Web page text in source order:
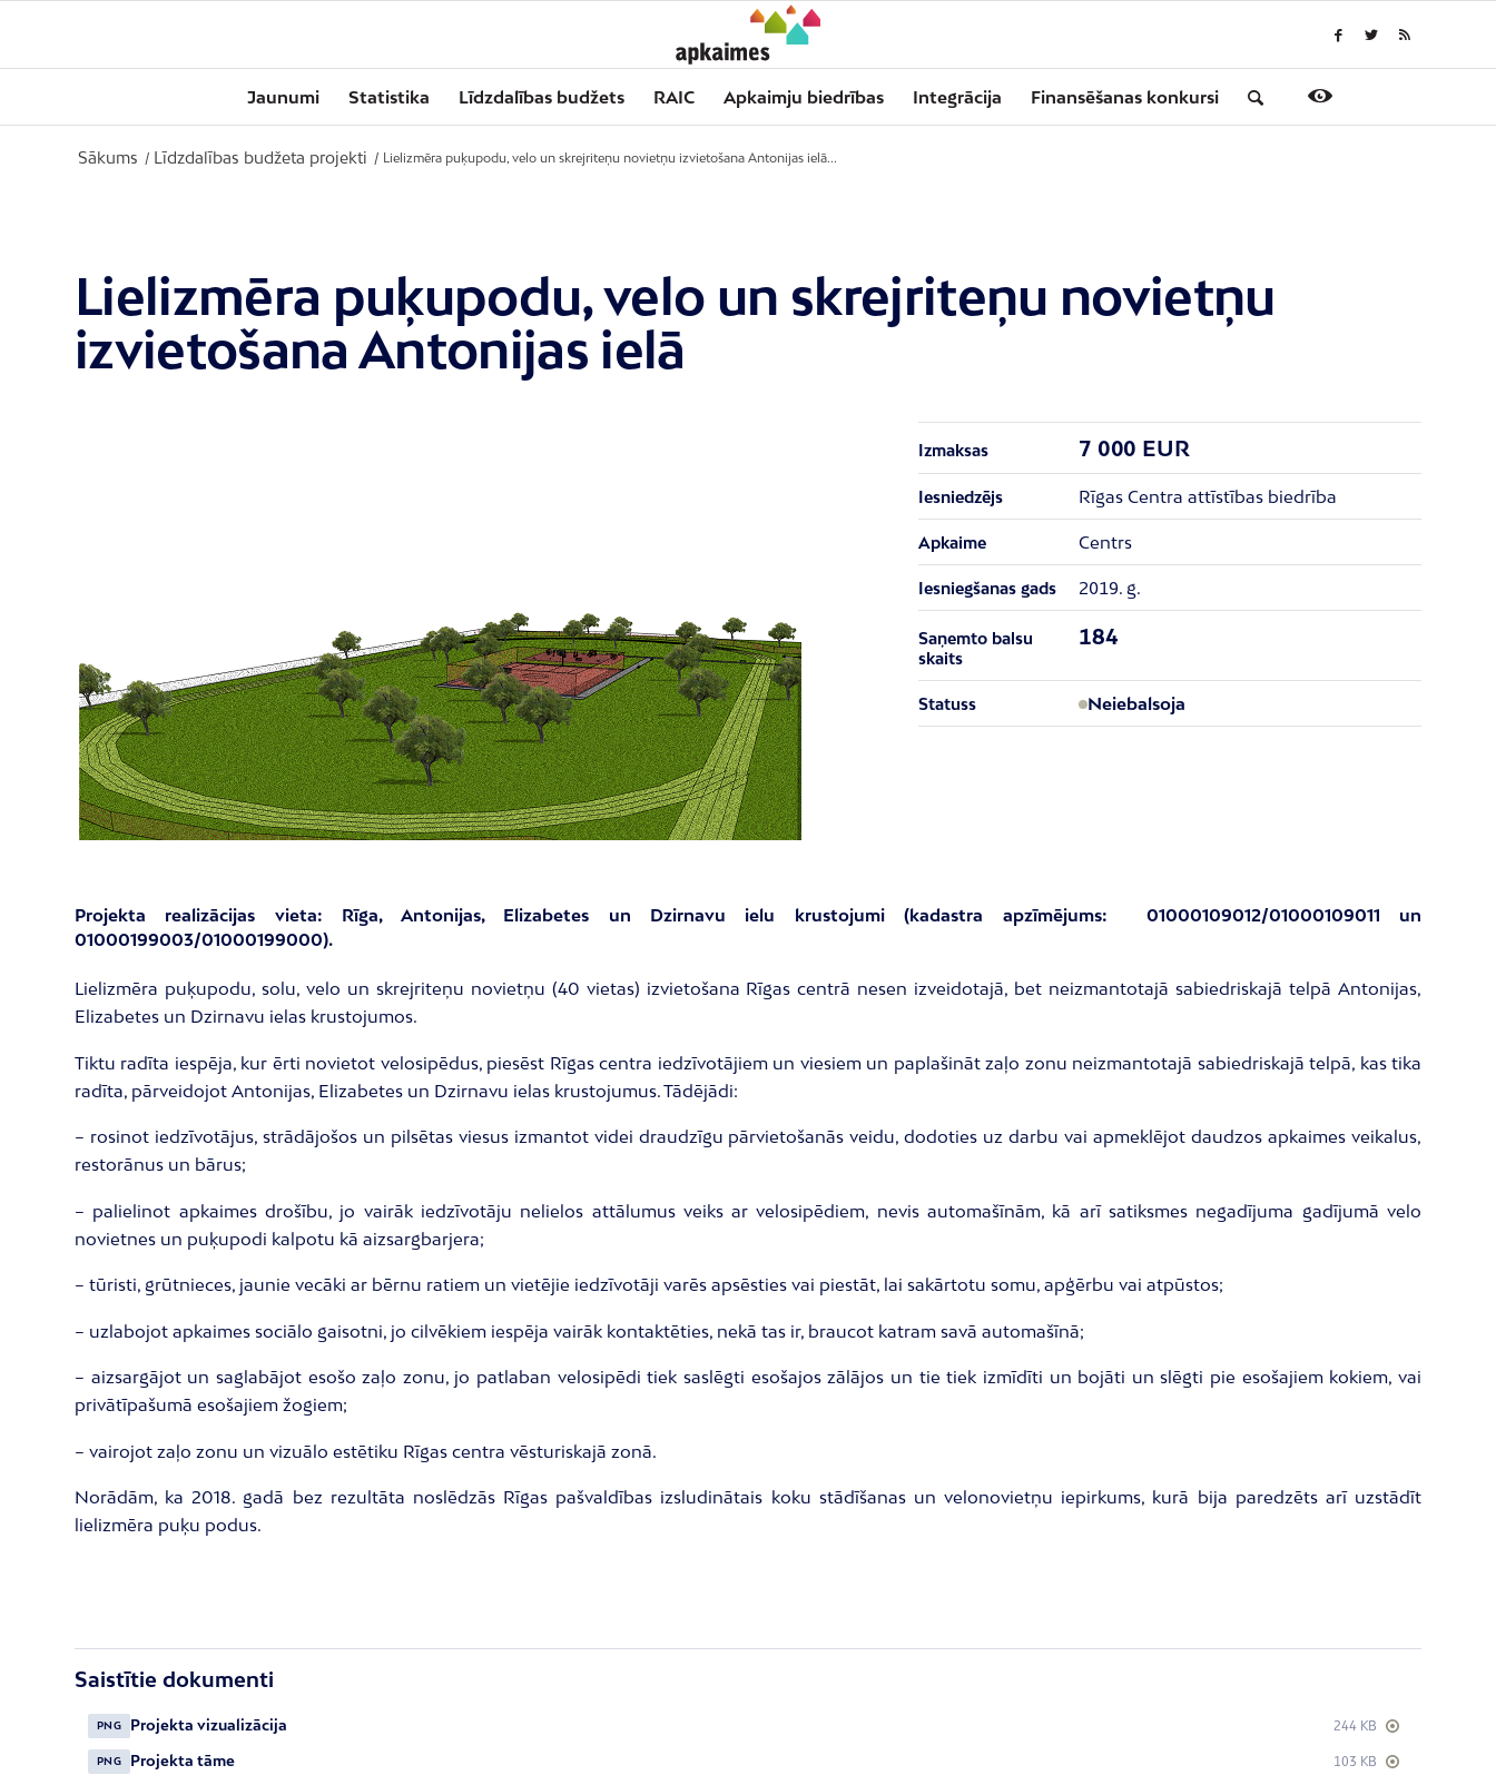
Jaunumi Statistika Līdzdalības budžets RAIC Apkaimju biedrības Integrācija Finansēšanas konkursi
Sākums / Līdzdalības budžeta projekti / Lielizmēra puķupodu, velo un skrejriteņu novietņu izvietošana Antonijas ielā...
Lielizmēra puķupodu, velo un skrejriteņu novietņu
izvietošana Antonijas ielā
Izmaksas 7 000 EUR
Iesniedzējs Rīgas Centra attīstības biedrība
Apkaime Centrs
Iesniegšanas gads 2019. g.
Saņemto balsu
skaits
184
Statuss Neiebalsoja
Projekta realizācijas vieta: Rīga, Antonijas, Elizabetes un Dzirnavu ielu krustojumi (kadastra apzīmējums:
​ 01000109012/01000109011 un
01000199003/01000199000).
Lielizmēra puķupodu, solu, velo un skrejriteņu novietņu (40 vietas) izvietošana Rīgas centrā nesen izveidotajā, bet neizmantotajā sabiedriskajā telpā Antonijas,
Elizabetes un Dzirnavu ielas krustojumos.
Tiktu radīta iespēja, kur ērti novietot velosipēdus, piesēst Rīgas centra iedzīvotājiem un viesiem un paplašināt zaļo zonu neizmantotajā sabiedriskajā telpā, kas tika
radīta, pārveidojot Antonijas, Elizabetes un Dzirnavu ielas krustojumus. Tādējādi:
– rosinot iedzīvotājus, strādājošos un pilsētas viesus izmantot videi draudzīgu pārvietošanās veidu, dodoties uz darbu vai apmeklējot daudzos apkaimes veikalus,
restorānus un bārus;
– palielinot apkaimes drošību, jo vairāk iedzīvotāju nelielos attālumus veiks ar velosipēdiem, nevis automašīnām, kā arī satiksmes negadījuma gadījumā velo
novietnes un puķupodi kalpotu kā aizsargbarjera;
– tūristi, grūtnieces, jaunie vecāki ar bērnu ratiem un vietējie iedzīvotāji varēs apsēsties vai piestāt, lai sakārtotu somu, apģērbu vai atpūstos;
– uzlabojot apkaimes sociālo gaisotni, jo cilvēkiem iespēja vairāk kontaktēties, nekā tas ir, braucot katram savā automašīnā;
– aizsargājot un saglabājot esošo zaļo zonu, jo patlaban velosipēdi tiek saslēgti esošajos zālājos un tie tiek izmīdīti un bojāti un slēgti pie esošajiem kokiem, vai
privātīpašumā esošajiem žogiem;
– vairojot zaļo zonu un vizuālo estētiku Rīgas centra vēsturiskajā zonā.
Norādām, ka 2018. gadā bez rezultāta noslēdzās Rīgas pašvaldības izsludinātais koku stādīšanas un velonovietņu iepirkums, kurā bija paredzēts arī uzstādīt
lielizmēra puķu podus.
Saistītie dokumenti
PNG Projekta vizualizācija 244 KB
PNG Projekta tāme 103 KB